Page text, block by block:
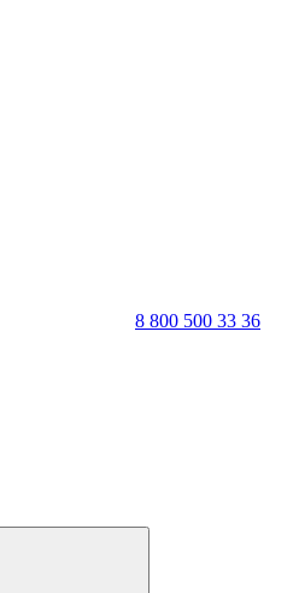
8 800 500 33 36